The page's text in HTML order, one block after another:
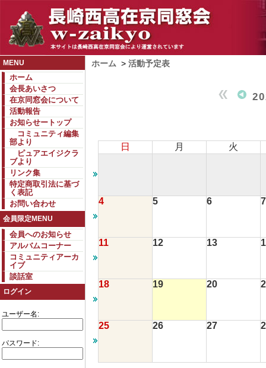
MENU
ホーム
会長あいさつ
在京同窓会について
活動報告
お知らせートップ
コミュニティ編集
部より
ピュアエイジクラ
ブより
リンク集
特定商取引法に基づ
く表記
お問い合わせ
会員限定MENU
会員へのお知らせ
アルバムコーナー
コミュニティアーカ
イブ
談話室
ログイン
ユーザー名:
パスワード:
ホーム > 活動予定表
日 月 火
4 5 6 7
11 12 13
18 19 20
25 26 27